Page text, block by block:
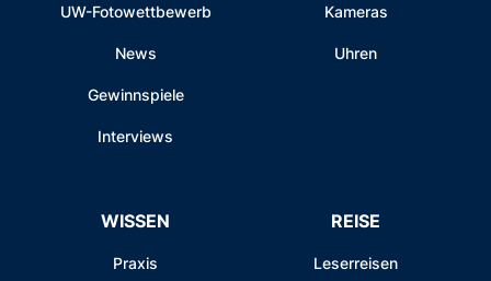
UW-Fotowettbewerb
News
Gewinnspiele
Interviews
Kameras
Uhren
WISSEN
Praxis
REISE
Leserreisen